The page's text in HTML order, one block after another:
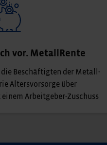
vor. MetallRente
die Beschäftigten der Metall-
Altersvorsorge über
Arbeitgeber-Zuschuss